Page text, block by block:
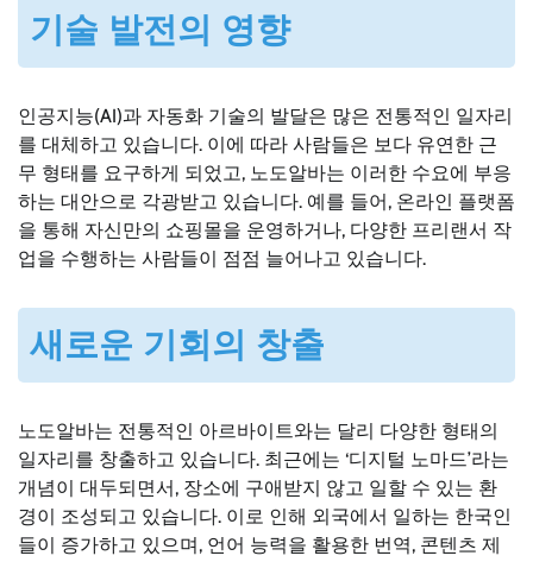
기술 발전의 영향
인공지능(AI)과 자동화 기술의 발달은 많은 전통적인 일자리
를 대체하고 있습니다. 이에 따라 사람들은 보다 유연한 근
무 형태를 요구하게 되었고, 노도알바는 이러한 수요에 부응
하는 대안으로 각광받고 있습니다. 예를 들어, 온라인 플랫폼
을 통해 자신만의 쇼핑몰을 운영하거나, 다양한 프리랜서 작
업을 수행하는 사람들이 점점 늘어나고 있습니다.
새로운 기회의 창출
노도알바는 전통적인 아르바이트와는 달리 다양한 형태의
일자리를 창출하고 있습니다. 최근에는 ‘디지털 노마드’라는
개념이 대두되면서, 장소에 구애받지 않고 일할 수 있는 환
경이 조성되고 있습니다. 이로 인해 외국에서 일하는 한국인
들이 증가하고 있으며, 언어 능력을 활용한 번역, 콘텐츠 제